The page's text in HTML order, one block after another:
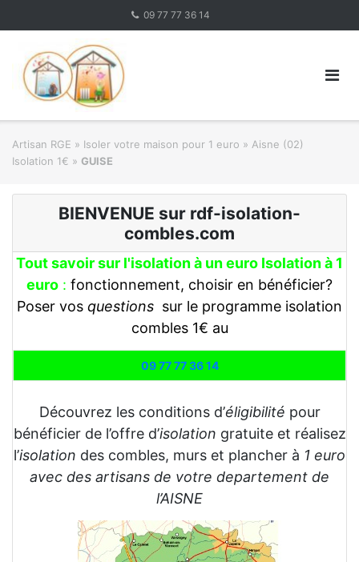
09 77 77 36 14
Artisan RGE » Isoler votre maison pour 1 euro » Aisne (02)
Isolation 1€ » GUISE
BIENVENUE sur rdf-isolation-
combles.com
Tout savoir sur l'isolation à un euro Isolation à 1
euro : fonctionnement, choisir en bénéficier?
Poser vos questions sur le programme isolation
combles 1€ au
09 77 77 36 14
Découvrez les conditions d’éligibilité pour
bénéficier de l’offre d’isolation gratuite et réalisez
l’isolation des combles, murs et plancher à 1 euro
avec des artisans de votre departement de
l’AISNE